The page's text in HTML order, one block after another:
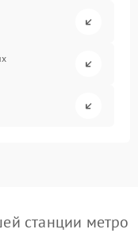
станции метро